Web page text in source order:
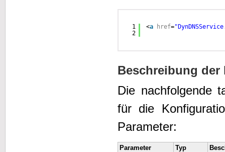
1
2
<a href=
Beschreibung der
Die nachfolgende
für die
Parameter:
Parameter Typ